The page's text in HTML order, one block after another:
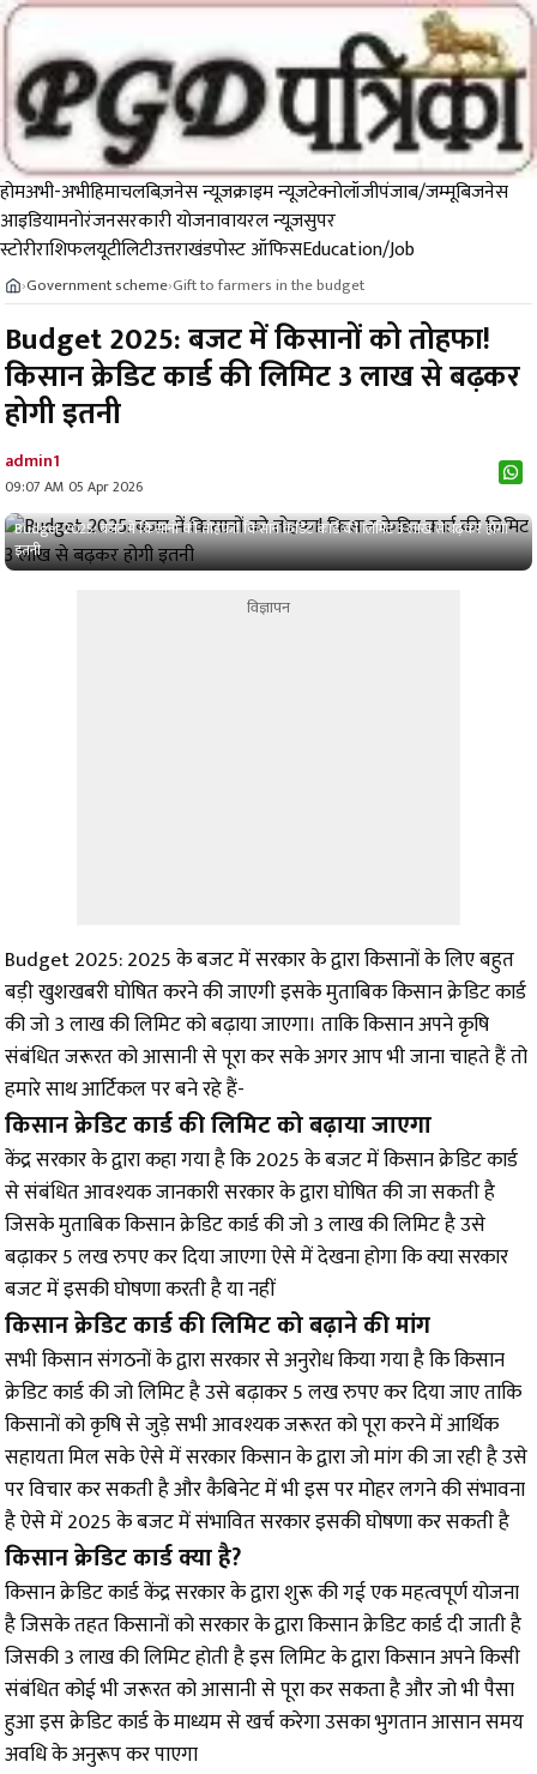
होमअभी-अभीहिमाचलबिज़नेस न्यूज़क्राइम न्यूजटेक्नोलॉजीपंजाब/जम्मूबिजनेस
आइडियामनोरंजनसरकारी योजनावायरल न्यूज़सुपर
स्टोरीराशिफलयूटीलिटीउत्तराखंडपोस्ट ऑफिसEducation/Job
›Government scheme›Gift to farmers in the budget
Budget 2025: बजट में किसानों को तोहफा!
किसान क्रेडिट कार्ड की लिमिट 3 लाख से बढ़कर
होगी इतनी
admin1
09:07 AM 05 Apr 2026
Budget 2025: बजट में किसानों को तोहफा! किसान क्रेडिट कार्ड की लिमिट 3 लाख से बढ़कर होगी
इतनी
विज्ञापन
Budget 2025: 2025 के बजट में सरकार के द्वारा किसानों के लिए बहुत
बड़ी खुशखबरी घोषित करने की जाएगी इसके मुताबिक किसान क्रेडिट कार्ड
की जो 3 लाख की लिमिट को बढ़ाया जाएगा। ताकि किसान अपने कृषि
संबंधित जरूरत को आसानी से पूरा कर सके अगर आप भी जाना चाहते हैं तो
हमारे साथ आर्टिकल पर बने रहे हैं-
किसान क्रेडिट कार्ड की लिमिट को बढ़ाया जाएगा
केंद्र सरकार के द्वारा कहा गया है कि 2025 के बजट में किसान क्रेडिट कार्ड
से संबंधित आवश्यक जानकारी सरकार के द्वारा घोषित की जा सकती है
जिसके मुताबिक किसान क्रेडिट कार्ड की जो 3 लाख की लिमिट है उसे
बढ़ाकर 5 लख रुपए कर दिया जाएगा ऐसे में देखना होगा कि क्या सरकार
बजट में इसकी घोषणा करती है या नहीं
किसान क्रेडिट कार्ड की लिमिट को बढ़ाने की मांग
सभी किसान संगठनों के द्वारा सरकार से अनुरोध किया गया है कि किसान
क्रेडिट कार्ड की जो लिमिट है उसे बढ़ाकर 5 लख रुपए कर दिया जाए ताकि
किसानों को कृषि से जुड़े सभी आवश्यक जरूरत को पूरा करने में आर्थिक
सहायता मिल सके ऐसे में सरकार किसान के द्वारा जो मांग की जा रही है उसे
पर विचार कर सकती है और कैबिनेट में भी इस पर मोहर लगने की संभावना
है ऐसे में 2025 के बजट में संभावित सरकार इसकी घोषणा कर सकती है
किसान क्रेडिट कार्ड क्या है?
किसान क्रेडिट कार्ड केंद्र सरकार के द्वारा शुरू की गई एक महत्वपूर्ण योजना
है जिसके तहत किसानों को सरकार के द्वारा किसान क्रेडिट कार्ड दी जाती है
जिसकी 3 लाख की लिमिट होती है इस लिमिट के द्वारा किसान अपने किसी
संबंधित कोई भी जरूरत को आसानी से पूरा कर सकता है और जो भी पैसा
हुआ इस क्रेडिट कार्ड के माध्यम से खर्च करेगा उसका भुगतान आसान समय
अवधि के अनुरूप कर पाएगा